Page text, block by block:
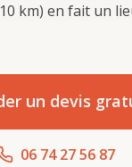
km) en fait un
un devis
06 74 27 56 87